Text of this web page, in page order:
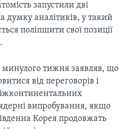
запустили дві
думку аналітиків, у такий
поліпшити свої позиції
минулого тижня заявляв, що
від переговорів і
випробування, якщо
Корея продовжать